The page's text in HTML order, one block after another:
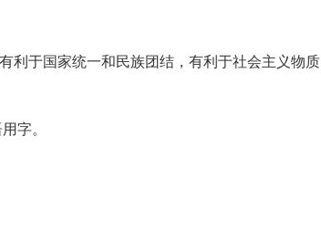
利于国家统一和民族团结，有利于社会主义物质
字。